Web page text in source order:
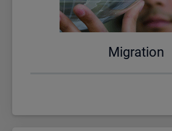
Mi­gra­ti­on